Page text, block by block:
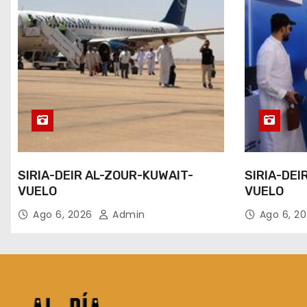
SIRIA-DEIR AL-ZOUR-KUWAIT-
VUELO
Ago 6, 2026 Admin
SIRIA-
VUELO
Ago 6,